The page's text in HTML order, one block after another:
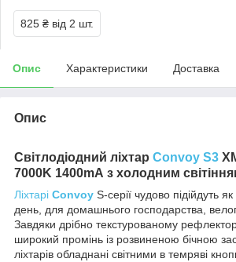
825 ₴ від 2 шт.
Опис Характеристики Доставка
Опис
Світлодіодний ліхтар Convoy S3
7000K 1400mA з холодним
Ліхтарі Convoy S-серії чудово підійдуть
день, для домашнього господарства,
Завдяки дрібно текстурованому
широкий промінь із розвиненою бічною
ліхтарів обладнані світними в темряві